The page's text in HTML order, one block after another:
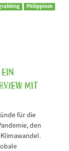
Philippinen
mit
für die
den